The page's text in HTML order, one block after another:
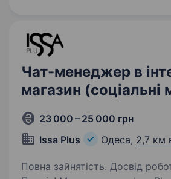
Чат-менеджер в
магазин (соціальні
23 000 – 25 000 грн
Issa Plus
Одеса, 2,7 км
Повна зайнятість. Досвід